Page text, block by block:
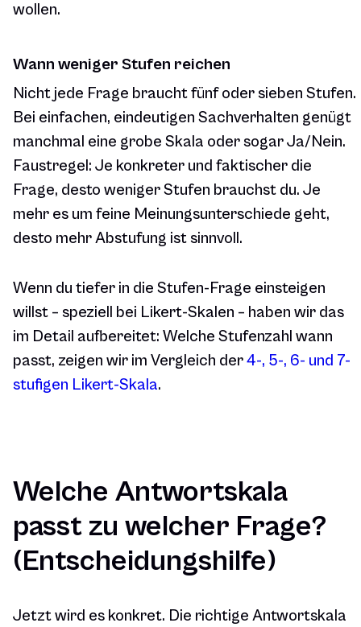
wollen.
Wann weniger Stufen reichen
Nicht jede Frage braucht fünf oder sieben Stufen.
Bei einfachen, eindeutigen Sachverhalten genügt
manchmal eine grobe Skala oder sogar Ja/Nein.
Faustregel: Je konkreter und faktischer die
Frage, desto weniger Stufen brauchst du. Je
mehr es um feine Meinungsunterschiede geht,
desto mehr Abstufung ist sinnvoll.
Wenn du tiefer in die Stufen-Frage einsteigen
willst – speziell bei Likert-Skalen – haben wir das
im Detail aufbereitet: Welche Stufenzahl wann
passt, zeigen wir im Vergleich der4-, 5-, 6- und 7-
stufigen Likert-Skala.
Welche Antwortskala
passt zu welcher Frage?
(Entscheidungshilfe)
Jetzt wird es konkret. Die richtige Antwortskala